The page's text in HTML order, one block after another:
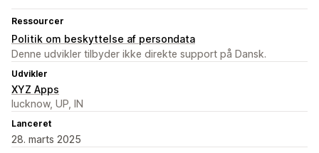
Ressourcer
Politik om beskyttelse af persondata
Denne udvikler tilbyder ikke direkte support på Dansk.
Udvikler
XYZ Apps
lucknow, UP, IN
Lanceret
28. marts 2025